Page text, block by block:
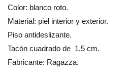
Color: blanco roto.
Material: piel interior y exterior.
Piso antideslizante.
Tacón cuadrado de 1,5 cm.
Fabricante: Ragazza.